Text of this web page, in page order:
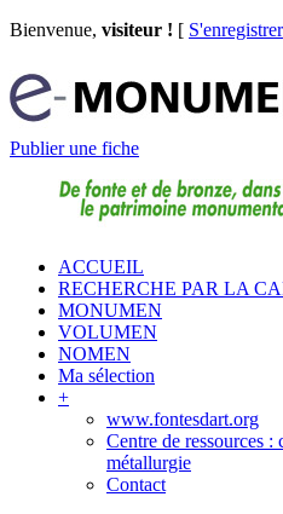
Bienvenue, visiteur ! [ S'enregistrer
Publier une fiche
ACCUEIL
RECHERCHE PAR LA
MONUMEN
VOLUMEN
NOMEN
Ma sélection
+
www.fontesdart.org
Centre de ressources :
métallurgie
Contact